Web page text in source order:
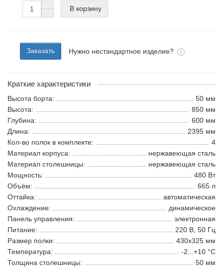
В корзину
Заказать Нужно нестандартное изделие?
Краткие характеристики
Высота борта:
50 мм
Высота:
850 мм
Глубина:
600 мм
Длина:
2395 мм
Кол-во полок в комплекте:
4
Материал корпуса:
нержавеющая сталь
Материал столешницы:
нержавеющая сталь
Мощность:
480 Вт
Объём:
665 л
Оттайка:
автоматическая
Охлаждение:
динамическое
Панель управления:
электронная
Питание:
220 В, 50 Гц
Размер полки:
430х325 мм
Температура:
-2...+10 °С
Толщина столешницы:
50 мм